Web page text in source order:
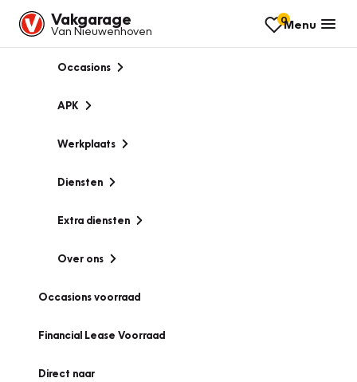
Vakgarage
Van Nieuwenhoven
0Menu
Occasions
APK
Werkplaats
Diensten
Extra diensten
Over ons
Occasions voorraad
Financial Lease Voorraad
Direct naar